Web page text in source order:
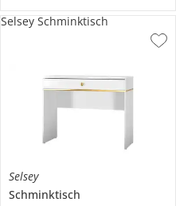
Selsey
Schminktisch
Selsey Schminktisch